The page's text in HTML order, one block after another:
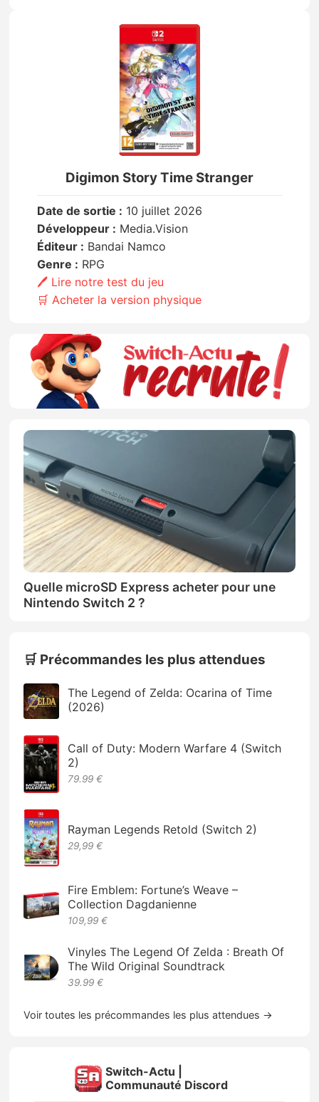
Digimon Story Time Stranger
Date de sortie : 10 juillet 2026
Développeur : Media.Vision
Éditeur : Bandai Namco
Genre : RPG
🖊️ Lire notre test du jeu
🛒 Acheter la version physique
Quelle microSD Express acheter pour une
Nintendo Switch 2 ?
🛒 Précommandes les plus attendues
The Legend of Zelda: Ocarina of Time
(2026)
Call of Duty: Modern Warfare 4 (Switch
2)
79.99 €
Rayman Legends Retold (Switch 2)
29,99 €
Fire Emblem: Fortune’s Weave –
Collection Dagdanienne
109,99 €
Vinyles The Legend Of Zelda : Breath Of
The Wild Original Soundtrack
39.99 €
Voir toutes les précommandes les plus attendues →
Switch-Actu |
Communauté Discord